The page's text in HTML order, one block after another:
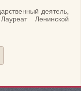
деятель,
Ленинской